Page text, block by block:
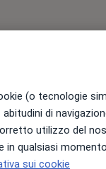
(o tecnologie
di
utilizzo del
in qualsiasi
sui cookie